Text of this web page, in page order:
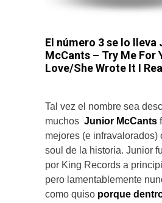
El número 3 se lo lleva
McCants – Try Me For
Love/She Wrote It I
Tal vez el nombre sea
muchos Junior McCants
mejores (e infravalorados)
soul de la historia. Junior
por King Records a
pero lamentablemente
como quiso porque